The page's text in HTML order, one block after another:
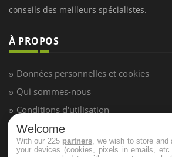
conseils des meilleurs spécialistes.
À PROPOS
Données personnelles et cookies
Qui sommes-nous
Conditions d'utilisation
Plan du site
Mentions Légales
Welcome
With our 225 partners , we wish to store
your devices (cookies, pixels in emails,